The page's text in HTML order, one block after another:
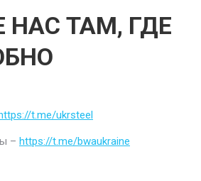
НАС ТАМ, ГДЕ
t.me/ukrsteel
– https://t.me/bwaukraine